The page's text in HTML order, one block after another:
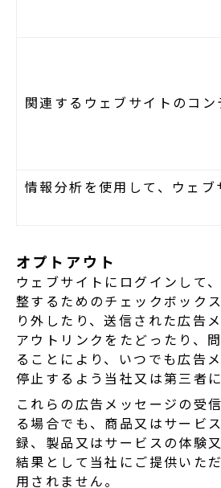
関連するウェブサイトのコ
情報分析を使用して、ウェ
オプトアウト
ウェブサイトにログインして
整するためのチェックボック
り外したり、送信された広告
アウトリンクをたどったり、
ることにより、いつでも広告
停止するよう当社又は第三者
これらの広告メッセージの受
る場合でも、商品又はサービ
録、製品又はサービスの体験
結果として当社にご提供いた
用されません。